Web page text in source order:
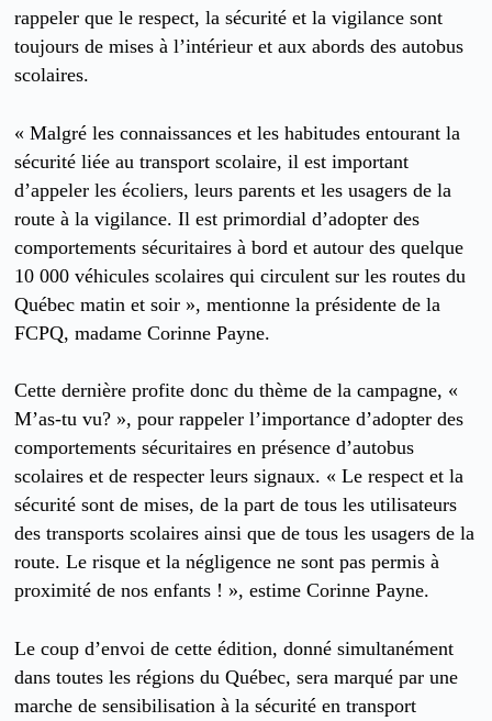
rappeler que le respect, la sécurité et la vigilance sont
toujours de mises à l’intérieur et aux abords des autobus
scolaires.
« Malgré les connaissances et les habitudes entourant la
sécurité liée au transport scolaire, il est important
d’appeler les écoliers, leurs parents et les usagers de la
route à la vigilance. Il est primordial d’adopter des
comportements sécuritaires à bord et autour des quelque
10 000 véhicules scolaires qui circulent sur les routes du
Québec matin et soir », mentionne la présidente de la
FCPQ, madame Corinne Payne.
Cette dernière profite donc du thème de la campagne, «
M’as-tu vu? », pour rappeler l’importance d’adopter des
comportements sécuritaires en présence d’autobus
scolaires et de respecter leurs signaux. « Le respect et la
sécurité sont de mises, de la part de tous les utilisateurs
des transports scolaires ainsi que de tous les usagers de la
route. Le risque et la négligence ne sont pas permis à
proximité de nos enfants ! », estime Corinne Payne.
Le coup d’envoi de cette édition, donné simultanément
dans toutes les régions du Québec, sera marqué par une
marche de sensibilisation à la sécurité en transport